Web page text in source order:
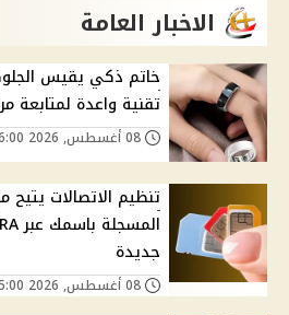
الاخبار العامة
خاتم ذكي يقيس
تقنية واعدة
تنظيم الاتصالات
جديدة